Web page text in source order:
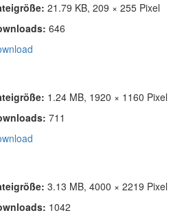
21.79 KB, 209 × 255 Pixel
646
1.24 MB, 1920 × 1160 Pixel
711
3.13 MB, 4000 × 2219 Pixel
1042